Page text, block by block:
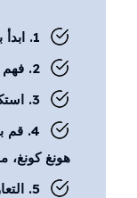
1. ابدأ بتحديد الهدف ووضوح الجمهور
2. فهم السياق الثقافي ونقل المعنى
3. استكشاف الاختلافات اللغوية والبنيوية
4. قم
هونغ كونغ،
5.